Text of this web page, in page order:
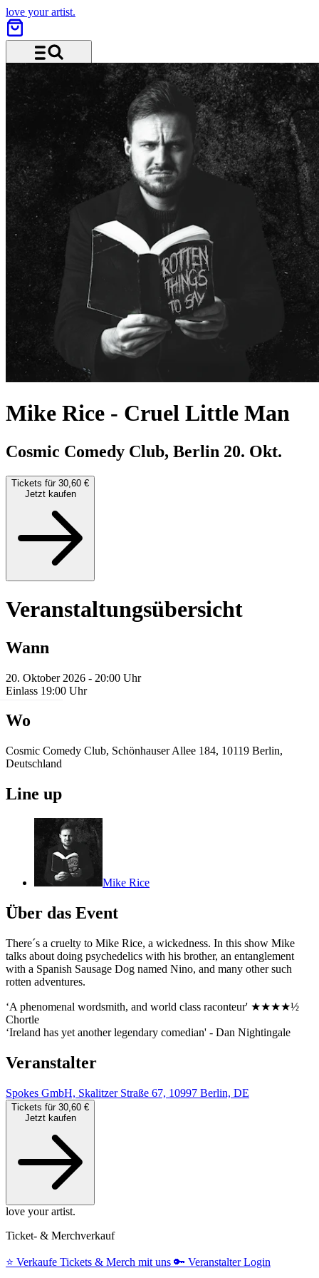
love your artist.
Menü und Suche
Mike Rice - Cruel Little Man
Cosmic Comedy Club, Berlin 20. Okt.
Tickets für 30,60 €
Jetzt kaufen
Veranstaltungsübersicht
Wann
20. Oktober 2026 - 20:00 Uhr
Einlass 19:00 Uhr
Wo
Cosmic Comedy Club, Schönhauser Allee 184, 10119 Berlin,
Deutschland
Line up
Mike Rice
Über das Event
There´s a cruelty to Mike Rice, a wickedness. In this show Mike
talks about doing psychedelics with his brother, an entanglement
with a Spanish Sausage Dog named Nino, and many other such
rotten adventures.
‘A phenomenal wordsmith, and world class raconteur' ★★★★½
Chortle
‘Ireland has yet another legendary comedian' - Dan Nightingale
Veranstalter
Spokes GmbH, Skalitzer Straße 67, 10997 Berlin, DE
Tickets für 30,60 €
Jetzt kaufen
love your artist.
Ticket- & Merchverkauf
⭐️ Verkaufe Tickets & Merch mit uns 🔑 Veranstalter Login